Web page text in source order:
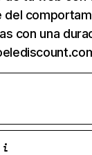
con una